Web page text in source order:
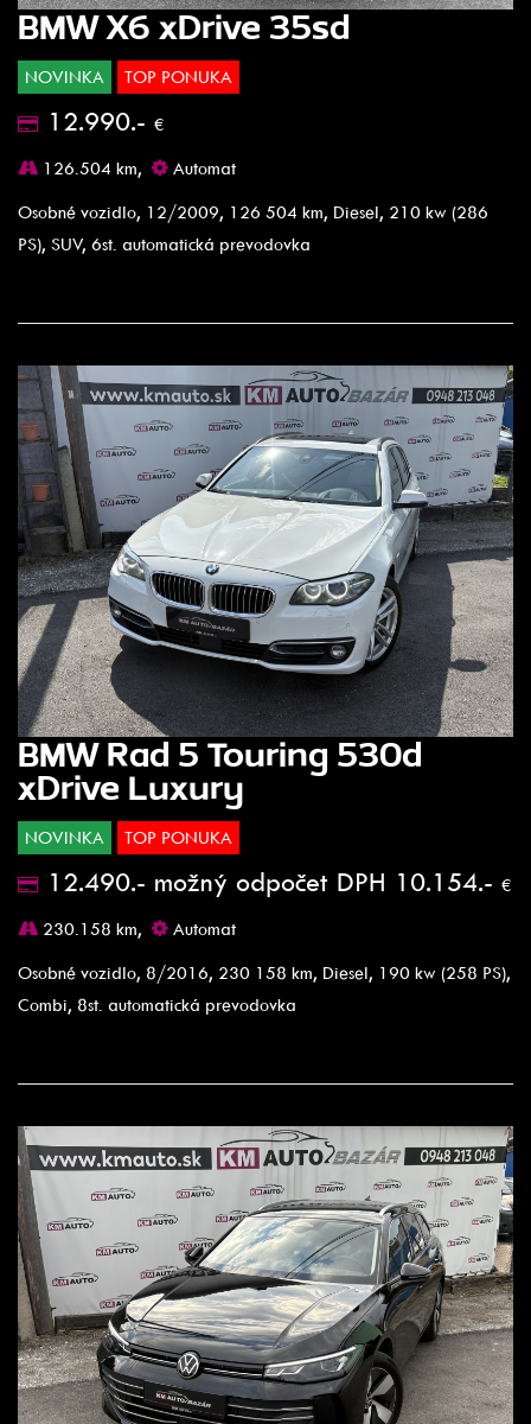
BMW X6 xDrive 35sd
NOVINKA TOP PONUKA
12.990.- €
126.504 km,
Automat
Osobné vozidlo, 12/2009, 126 504 km, Diesel, 210 kw (286
PS), SUV, 6st. automatická prevodovka
BMW Rad 5 Touring 530d
xDrive Luxury
NOVINKA TOP PONUKA
12.490.- možný odpočet DPH 10.154.- €
230.158 km,
Automat
Osobné vozidlo, 8/2016, 230 158 km, Diesel, 190 kw (258 PS),
Combi, 8st. automatická prevodovka